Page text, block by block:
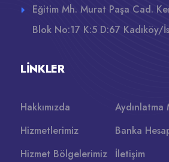
Eğitim Mh. Murat Paşa Cad.
Blok No:17 K:5 D:67 Kadıköy/
LINKLER
Hakkımızda
Hizmetlerimiz
Hizmet Bölgelerimiz
Aydınlatma
Banka
İletişim